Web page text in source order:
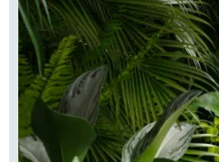
КНИЖНАЯ ПОЛКА
ПРЕСС-ЦЕНТР
РАДИО КП